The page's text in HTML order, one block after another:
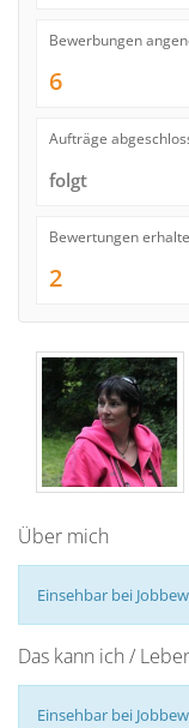
Bewerbungen
6
Aufträge
folgt
Bewertungen
2
Über mich
Einsehbar bei
Das kann ich /
Einsehbar bei